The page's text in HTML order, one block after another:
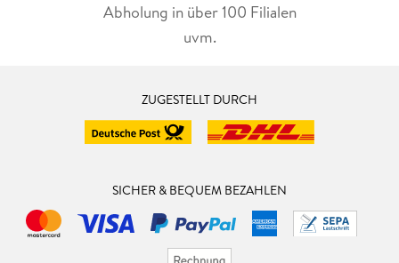
Abholung in über 100 Filialen
uvm.
ZUGESTELLT DURCH
SICHER & BEQUEM BEZAHLEN